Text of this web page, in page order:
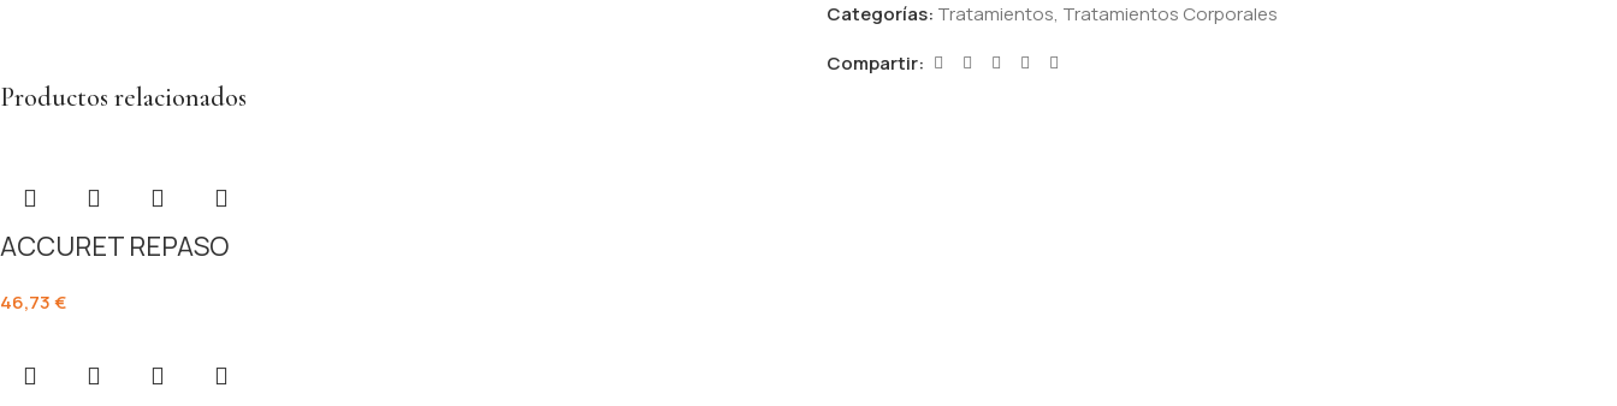
Categorías: Tratamientos, Tratamientos Corporales
Compartir:
Productos relacionados
ACCURET REPASO
46,73€